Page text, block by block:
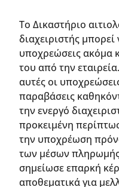
Το Δικαστήριο
διαχειριστής
υποχρεώσεις ακόμα
του από την
αυτές οι
παραβάσεις
την ενεργό
προκειμένη
την υποχρέωση
των μέσων
σημείωσε επαρκή
αποθεματικά για